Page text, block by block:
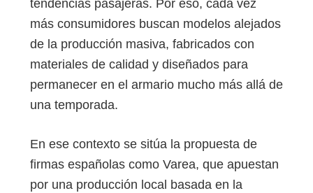
tendencias pasajeras. Por eso, cada vez
más consumidores buscan modelos alejados
de la producción masiva, fabricados con
materiales de calidad y diseñados para
permanecer en el armario mucho más allá de
una temporada.
En ese contexto se sitúa la propuesta de
firmas españolas como Varea, que apuestan
por una producción local basada en la